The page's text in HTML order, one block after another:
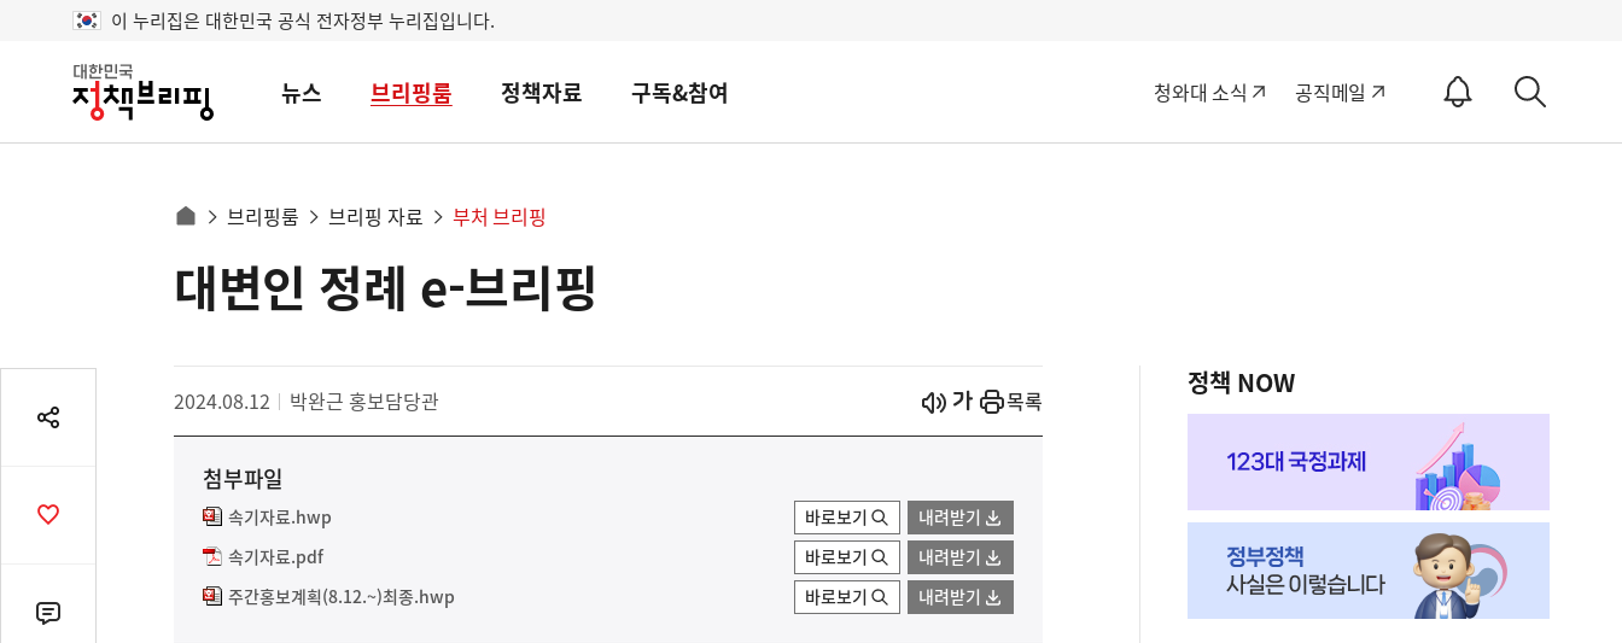
이 누리집은 대한민국 공식 전자정부 누리집입니다.
대
민
뉴스 브리핑룸 정책자료 구독&참여 청와대 소식 공직메일
알
ON
세
동
경
로
으
로
브리핑룸 브리핑 자료 부처 브리핑
영
역공
기
공
댓
대변인 정례 e-브리핑
2024.08.12 박완근 홍보담당관 시작
열기 목록
첨부파일
속기자료.hwp 바로보기
내려받기
속기자료.pdf
바로보기
내려받기
주간홍보계획(8.12.~)최종.hwp
바로보기 내려받기
정책 NOW